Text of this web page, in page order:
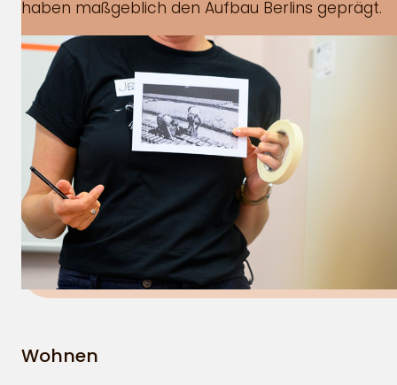
haben maßgeblich den Aufbau Berlins geprägt.
Wohnen